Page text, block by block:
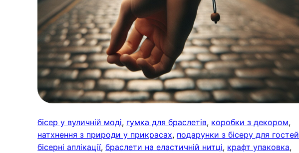
бісер у вуличній моді, гумка для браслетів, коробки з декором
натхнення з природи у прикрасах, подарунки з бісеру для гостей
бісерні аплікації, браслети на еластичній нитці, крафт упаковка